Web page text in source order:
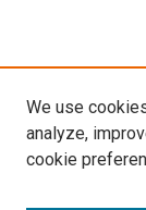
We use
analyze,
cookie